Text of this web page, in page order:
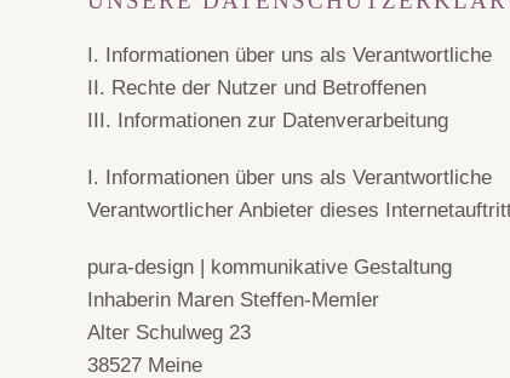
I. Informationen über uns als Verantwortliche
II. Rechte der Nutzer und Betroffenen
III. Informationen zur Datenverarbeitung
I. Informationen über uns als Verantwortliche
Verantwortlicher Anbieter dieses
pura-design | kommunikative Gestaltung
Inhaberin Maren Steffen-Memler
Alter Schulweg 23
38527 Meine